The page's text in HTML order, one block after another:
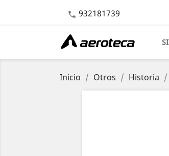
 932181739
Inicio Otros Historia